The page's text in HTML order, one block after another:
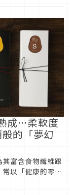
成…柔軟度
的「夢幻
其富含食物纖維跟
以「健康的零
場了。那就是達